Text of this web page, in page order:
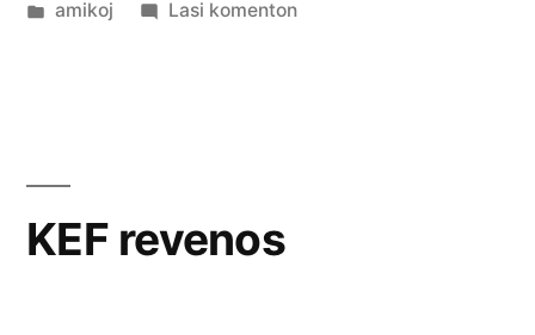
de
Afiŝita
amikoj Lasi komentonpri
KEF revenos